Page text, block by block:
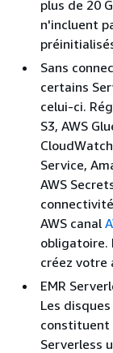
plus de 20
n'incluent
Sans
certains
celui-ci.
S3, AWS
Service,
AWS
AWS canal
obligatoire.
créez votre
EMR
Les
constituent
Serverless